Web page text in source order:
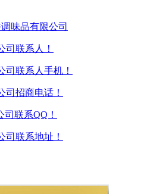
味品有限公司
司联系人！
司联系人手机！
司招商电话！
联系QQ！
司联系地址！